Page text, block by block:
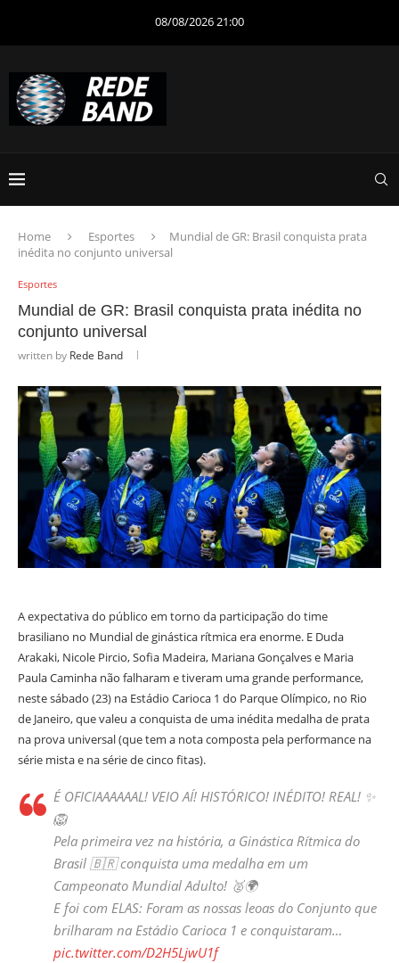
08/08/2026 21:00
Home Esportes
Mundial de GR: Brasil conquista prata
inédita no conjunto universal
Esportes
Mundial de GR: Brasil conquista prata inédita no
conjunto universal
written by Rede Band
A expectativa do público em torno da participação do time
brasiliano no Mundial de ginástica rítmica era enorme. E Duda
Arakaki, Nicole Pircio, Sofia Madeira, Mariana Gonçalves e Maria
Paula Caminha não falharam e tiveram uma grande performance,
neste sábado (23) na Estádio Carioca 1 do Parque Olímpico, no Rio
de Janeiro, que valeu a conquista de uma inédita medalha de prata
na prova universal (que tem a nota composta pela performance na
série mista e na série de cinco fitas).
É OFICIAAAAAAL! VEIO AÍ! HISTÓRICO! INÉDITO! REAL! ✨
🦁
Pela primeira vez na história, a Ginástica Rítmica do
Brasil 🇧🇷 conquista uma medalha em um
Campeonato Mundial Adulto! 🥈🌍
E foi com ELAS: Foram as nossas leoas do Conjunto que
brilharam na Estádio Carioca 1 e conquistaram…
pic.twitter.com/D2H5LjwU1f